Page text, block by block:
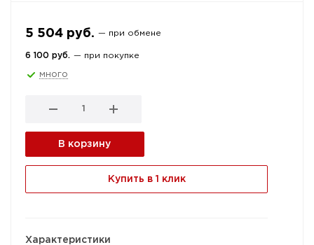
5 504 руб. — при обмене
6 100 руб. — при покупке
много
В корзину
Купить в 1 клик
Характеристики